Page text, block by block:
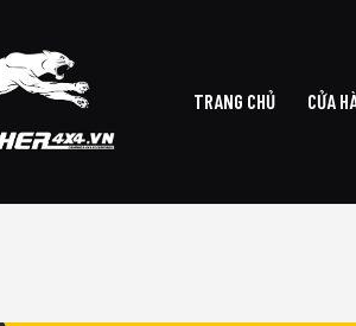
TRANG CHỦ CỬA